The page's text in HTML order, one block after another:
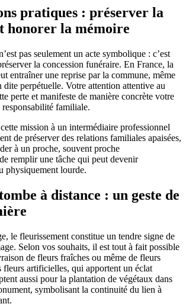
pratiques : préserver la
honorer la mémoire
pas seulement un acte symbolique : c’est
la concession funéraire. En France, la
entraîner une reprise par la commune, même
dite perpétuelle. Votre attention attentive au
perte et manifeste de manière concrète votre
familiale.
mission à un intermédiaire professionnel
de préserver des relations familiales apaisées,
à un proche, souvent proche
remplir une tâche qui peut devenir
physiquement lourde.
à distance : un geste de
le fleurissement constitue un tendre signe de
Selon vos souhaits, il est tout à fait possible
de fleurs fraîches ou même de fleurs
fleurs artificielles, qui apportent un éclat
aussi pour la plantation de végétaux dans
symbolisant la continuité du lien à